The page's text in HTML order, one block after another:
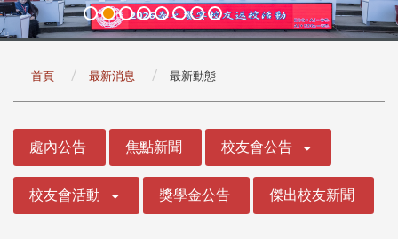
首頁 最新消息 最新動態
處內公告 焦點新聞 校友會公告
校友會活動 獎學金公告 傑出校友新聞